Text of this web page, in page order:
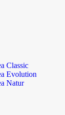
Classic
Evolution
Natur